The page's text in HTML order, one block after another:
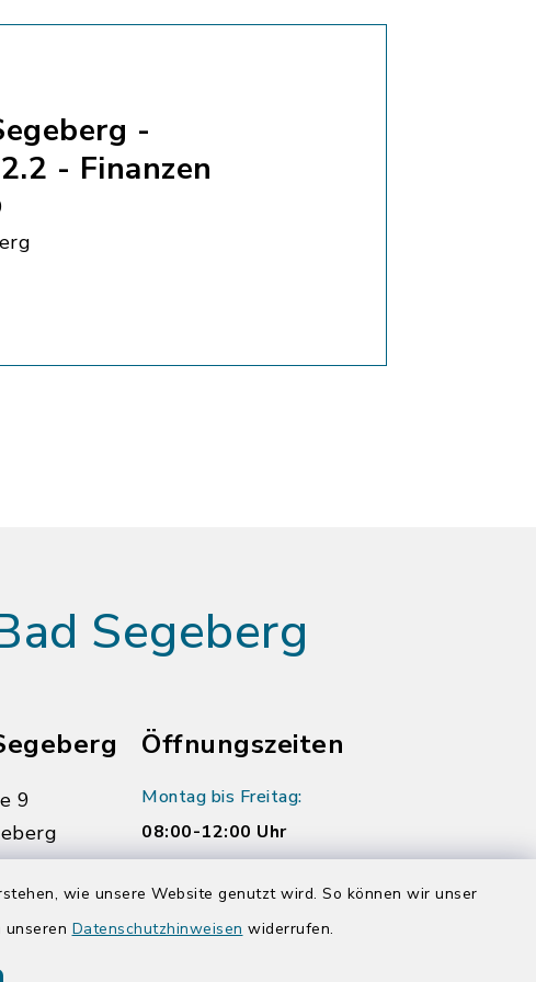
wie unsere Website genutzt wird. So können wir unser
Datenschutzhinweisen widerrufen.
-
- Finanzen
Segeberg
9
Öffnungszeiten
Montag bis Freitag:
08:00-12:00 Uhr
Donnerstag zusätzlich:
14:00-17:00 Uhr